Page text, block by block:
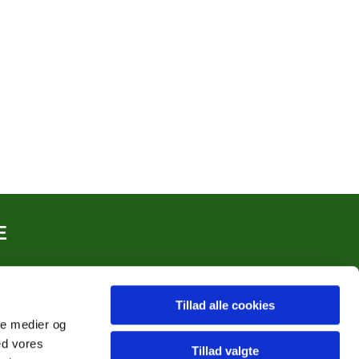
medier og
vores
Tillad alle cookies
Tillad valgte